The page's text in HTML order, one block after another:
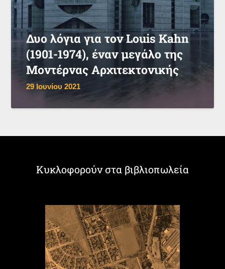
Δυο λόγια για τον Louis Kahn
(1901-1974), έναν μεγάλο της
Μοντέρνας Αρχιτεκτονικής
29 Ιουνίου 2021
Κυκλοφορούν στα βιβλιοπωλεία